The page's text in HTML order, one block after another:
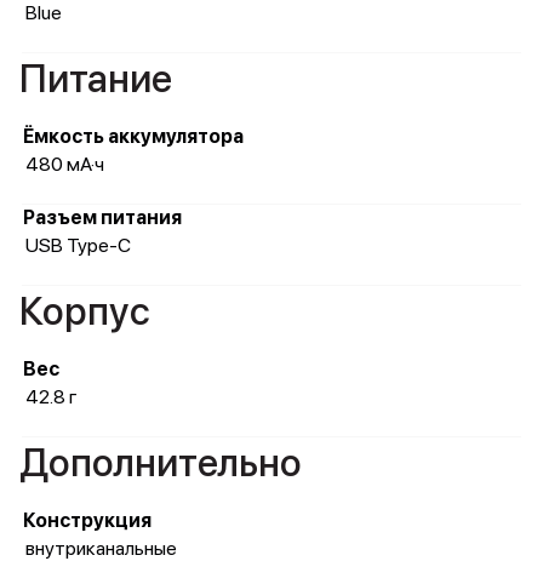
Blue
Питание
Ёмкость аккумулятора
480 мА·ч
Разъем питания
USB Type-C
Корпус
Вес
42.8 г
Дополнительно
Конструкция
внутриканальные